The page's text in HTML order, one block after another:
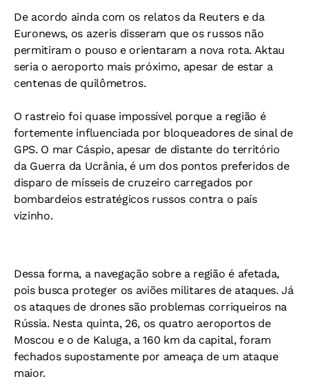
De acordo ainda com os relatos da Reuters e da
Euronews, os azeris disseram que os russos não
permitiram o pouso e orientaram a nova rota. Aktau
seria o aeroporto mais próximo, apesar de estar a
centenas de quilômetros.
O rastreio foi quase impossível porque a região é
fortemente influenciada por bloqueadores de sinal de
GPS. O mar Cáspio, apesar de distante do território
da Guerra da Ucrânia, é um dos pontos preferidos de
disparo de mísseis de cruzeiro carregados por
bombardeios estratégicos russos contra o país
vizinho.
Dessa forma, a navegação sobre a região é afetada,
pois busca proteger os aviões militares de ataques. Já
os ataques de drones são problemas corriqueiros na
Rússia. Nesta quinta, 26, os quatro aeroportos de
Moscou e o de Kaluga, a 160 km da capital, foram
fechados supostamente por ameaça de um ataque
maior.